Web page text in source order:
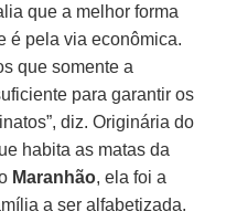
que a melhor forma
é pela via econômica.
que somente a
para garantir os
diz. Originária do
habita as matas da
Maranhão, ela foi a
a ser alfabetizada.